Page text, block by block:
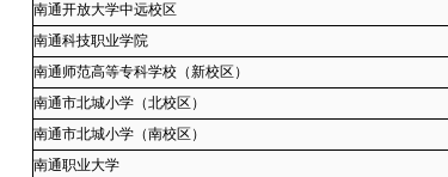
南通开放大学中远校区
南通科技职业学院
南通师范高等专科学校（新校区）
南通市北城小学（北校区）
南通市北城小学（南校区）
南通职业大学